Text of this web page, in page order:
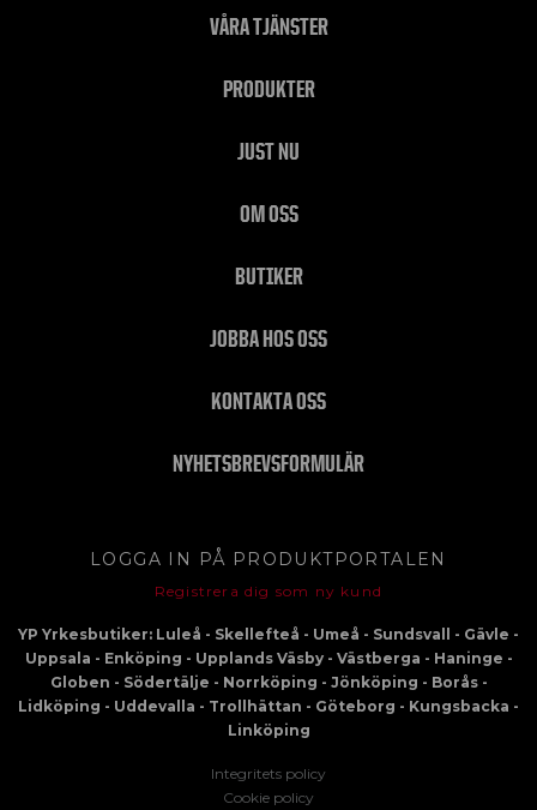
VÅRA TJÄNSTER
PRODUKTER
JUST NU
OM OSS
BUTIKER
JOBBA HOS OSS
KONTAKTA OSS
NYHETSBREVSFORMULÄR
LOGGA IN PÅ PRODUKTPORTALEN
Registrera dig som ny kund
YP Yrkesbutiker: Luleå - Skellefteå - Umeå - Sundsvall - Gävle -
Uppsala - Enköping - Upplands Väsby - Västberga - Haninge -
Globen - Södertälje - Norrköping - Jönköping - Borås -
Lidköping - Uddevalla - Trollhättan - Göteborg - Kungsbacka -
Linköping
Integritets policy
Cookie policy